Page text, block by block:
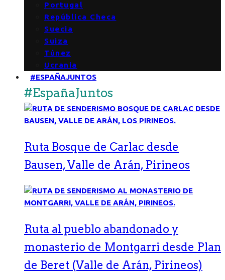
Portugal
República Checa
Suecia
Suiza
Túnez
Ucrania
#ESPAÑAJUNTOS
#EspañaJuntos
Ruta Bosque de Carlac desde
Bausen, Valle de Arán, Pirineos
Ruta al pueblo abandonado y
monasterio de Montgarri desde Plan
de Beret (Valle de Arán, Pirineos)